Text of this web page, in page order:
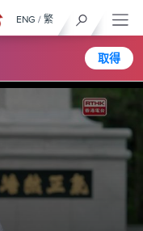
取得
ENG / 繁